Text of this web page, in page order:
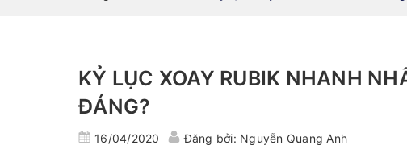
KỶ LỤC XOAY RUBIK NHANH
ĐÁNG?
16/04/2020 Đăng bởi: Nguyễn Quang Anh